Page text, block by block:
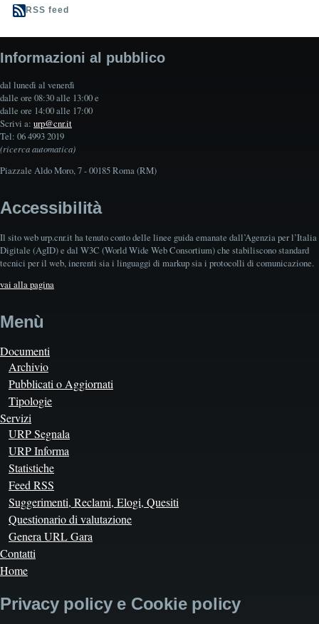
RSS feed
Informazioni al pubblico
dal lunedì al venerdì
dalle ore 08:30 alle 13:00 e
dalle ore 14:00 alle 17:00
Scrivi a: urp@cnr.it
Tel: 06 4993 2019
(ricerca automatica)
Piazzale Aldo Moro, 7 - 00185 Roma (RM)
Accessibilità
Il sito web urp.cnr.it ha tenuto conto delle linee guida emanate dall’Agenzia per l’Italia
Digitale (AgID) e dal W3C (World Wide Web Consortium) che stabiliscono standard
tecnici per il web, inerenti sia i linguaggi di markup sia i protocolli di comunicazione.
vai alla pagina
Menù
Documenti
Archivio
Pubblicati o Aggiornati
Tipologie
Servizi
URP Segnala
URP Informa
Statistiche
Feed RSS
Suggerimenti, Reclami, Elogi, Quesiti
Questionario di valutazione
Genera URL Gara
Contatti
Home
Privacy policy e Cookie policy